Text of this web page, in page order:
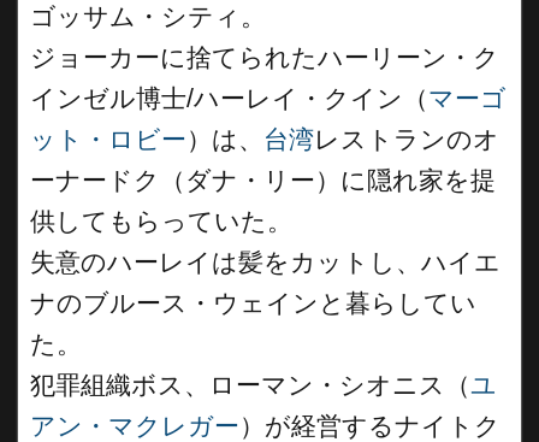
ゴッサム・シティ。
ジョーカーに捨てられたハーリーン・ク
インゼル博士/ハーレイ・クイン（マーゴ
ット・ロビー）は、 台湾レストランのオ
ーナードク（ダナ・リー）に隠れ家を提
供してもらっていた。
失意のハーレイは髪をカットし、ハイエ
ナのブルース・ウェインと暮らしてい
た。
犯罪組織ボス、ローマン・シオニス（ユ
アン・マクレガー）が経営するナイトク